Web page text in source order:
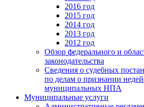
2016 год
2015 год
2014 год
2013 год
2012 год
Обзор федерального и
законодательства
Сведения о судебных
по делам о признании
муниципальных НПА
Муниципальные услуги